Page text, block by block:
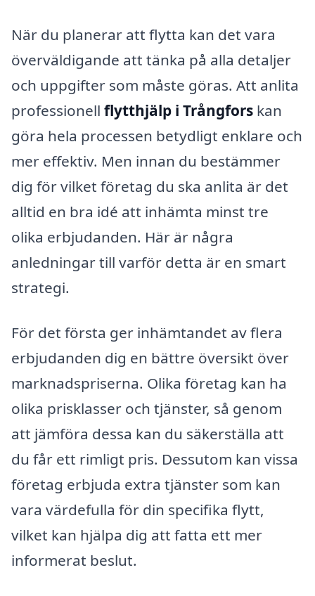
När du planerar att flytta kan det vara
överväldigande att tänka på alla detaljer
och uppgifter som måste göras. Att anlita
professionell flytthjälp i Trångfors kan
göra hela processen betydligt enklare och
mer effektiv. Men innan du bestämmer
dig för vilket företag du ska anlita är det
alltid en bra idé att inhämta minst tre
olika erbjudanden. Här är några
anledningar till varför detta är en smart
strategi.
För det första ger inhämtandet av flera
erbjudanden dig en bättre översikt över
marknadspriserna. Olika företag kan ha
olika prisklasser och tjänster, så genom
att jämföra dessa kan du säkerställa att
du får ett rimligt pris. Dessutom kan vissa
företag erbjuda extra tjänster som kan
vara värdefulla för din specifika flytt,
vilket kan hjälpa dig att fatta ett mer
informerat beslut.